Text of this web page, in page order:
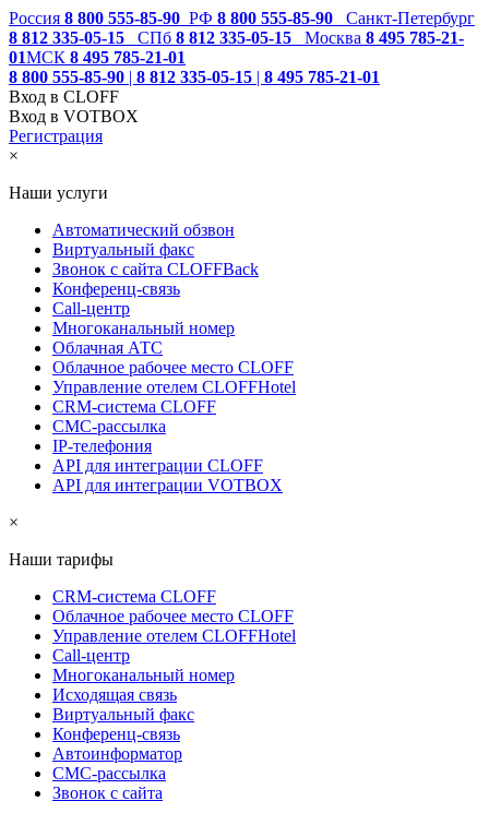
Россия 8 800 555-85-90 РФ 8 800 555-85-90
Санкт-Петербург
8 812 335-05-15
СПб 8 812 335-05-15 Москва 8 495 785-21-
01МСК 8 495 785-21-01
8 800 555-85-90 | 8 812 335-05-15 | 8 495 785-21-01
Вход в CLOFF
Вход в VOTBOX
Регистрация
×
Наши услуги
Автоматический обзвон
Виртуальный факс
Звонок с сайта CLOFFBack
Конференц-связь
Call-центр
Многоканальный номер
Облачная АТС
Облачное рабочее место CLOFF
Управление отелем CLOFFHotel
CRM-система CLOFF
СМС-рассылка
IP-телефония
API для интеграции CLOFF
API для интеграции VOTBOX
×
Наши тарифы
CRM-система CLOFF
Облачное рабочее место CLOFF
Управление отелем CLOFFHotel
Call-центр
Многоканальный номер
Исходящая связь
Виртуальный факс
Конференц-связь
Автоинформатор
СМС-рассылка
Звонок с сайта